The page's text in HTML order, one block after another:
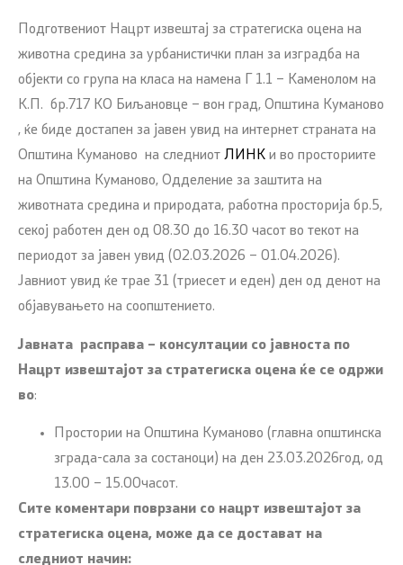
Подготвениот Нацрт извештај за стратегиска оцена на
животна средина за урбанистички план за изградба на
објекти со група на класа на намена Г 1.1 – Каменолом на
К.П. бр.717 КО Биљановце – вон град, Општина Куманово
, ќе биде достапен за јавен увид на интернет страната на
Општина Куманово на следниот ЛИНК и во просториите
на Општина Куманово, Одделение за заштита на
животната средина и природата, работна просторија бр.5,
секој работен ден од 08.30 до 16.30 часот во текот на
периодот за јавен увид (02.03.2026 – 01.04.2026).
Јавниот увид ќе трае 31 (триесет и еден) ден од денот на
објавувањето на соопштението.
Јавната расправа – консултации со јавноста по
Нацрт извештајот за стратегиска оцена ќе се одржи
во:
Простории на Општина Куманово (главна општинска
зграда-сала за состаноци) на ден 23.03.2026год, од
13.00 – 15.00часот.
Сите коментари поврзани со нацрт извештајот за
стратегиска оцена, може да се достават на
следниот начин: